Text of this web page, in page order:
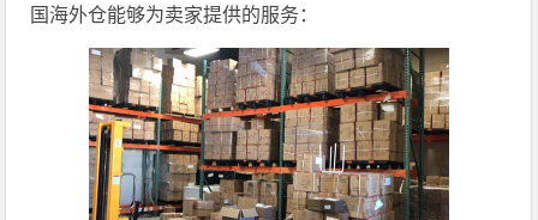
国海外仓能够为卖家提供的服务：